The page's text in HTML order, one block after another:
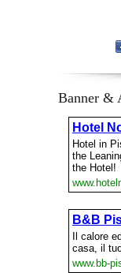
Banner &